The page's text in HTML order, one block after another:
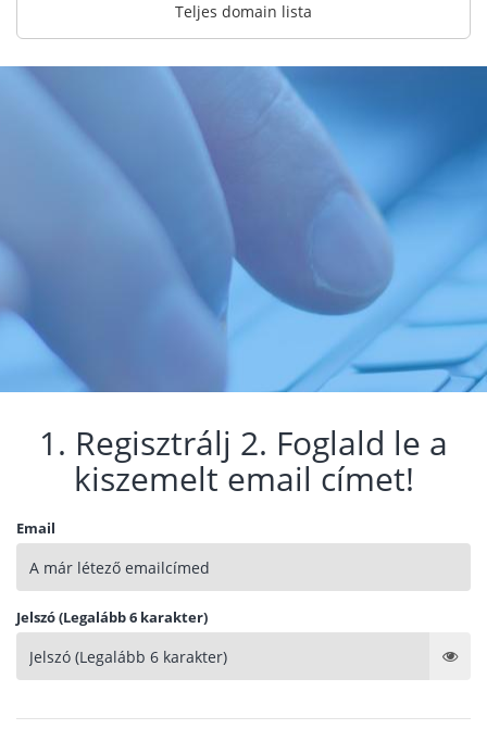
Teljes domain lista
1. Regisztrálj 2. Foglald le a
kiszemelt email címet!
Email
Jelszó (Legalább 6 karakter)